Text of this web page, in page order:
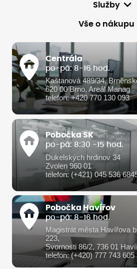
Služby
Vše o nákupu
Centrála
po-pá: 8-16 hod.
Kaštanová 489/34,
620 00 Brno, Areál Manag
telefon: +420 770 130 093
Pobočka SK
po-pá: 8:30 -15 hod.
Dukelských hrdinov 34
Zvolen 960 01
telefon: (+421) 045 536
Pobočka Havířov
po-pá: 8-16 hod.
Magistrát města Havířova
223,
Svornosti 86/2, 736 01
telefon: (+420) 777 743 605